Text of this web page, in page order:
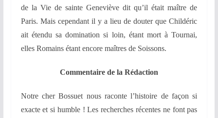
de la Vie de sainte Geneviève dit qu’il était maître de
Paris. Mais cependant il y a lieu de douter que Childéric
ait étendu sa domination si loin, étant mort à Tournai,
elles Romains étant encore maîtres de Soissons.
Commentaire de la Rédaction
Notre cher Bossuet nous raconte l’histoire de façon si
exacte et si humble ! Les recherches récentes ne font pas